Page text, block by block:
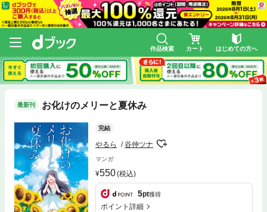
作品検索 カート はじめての方へ
最新刊 お化けのメリーと夏休み
完結
やるら 谷仲ツナ
マンガ
550(税込)
5pt獲得
ポイント詳細